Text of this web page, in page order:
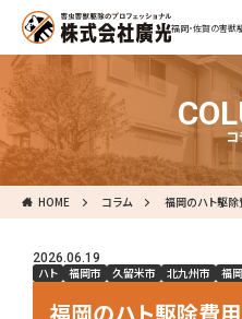
福岡・佐賀の害獣
コ
HOME コラム 福岡のハト駆除
2026.06.19
ハト 福岡市 久留米市 北九州市 福